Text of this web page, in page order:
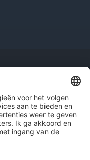
Colofon